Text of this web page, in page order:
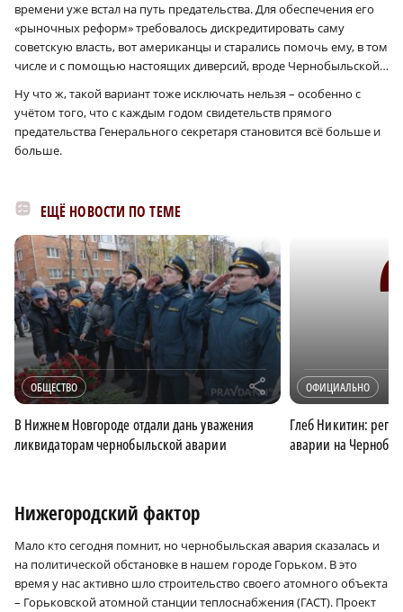
времени уже встал на путь предательства. Для обеспечения его
«рыночных реформ» требовалось дискредитировать саму
советскую власть, вот американцы и старались помочь ему, в том
числе и с помощью настоящих диверсий, вроде Чернобыльской…
Ну что ж, такой вариант тоже исключать нельзя – особенно с
учётом того, что с каждым годом свидетельств прямого
предательства Генерального секретаря становится всё больше и
больше.
ЕЩЁ НОВОСТИ ПО ТЕМЕ
ОБЩЕСТВО r
В Нижнем Новгороде отдали дань уважения
ликвидаторам чернобыльской аварии
ОФИЦИАЛЬНО
Глеб Никитин:
аварии на
Нижегородский фактор
Мало кто сегодня помнит, но чернобыльская авария сказалась и
на политической обстановке в нашем городе Горьком. В это
время у нас активно шло строительство своего атомного объекта
– Горьковской атомной станции теплоснабжения (ГАСТ). Проект